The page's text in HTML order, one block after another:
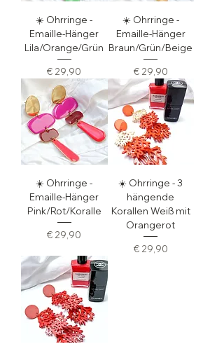
☀️ Ohrringe -
Emaille-Hänger
Lila/Orange/Grün
Preis
€ 29,90
☀️ Ohrringe -
Emaille-Hänger
Braun/Grün/Beige
Preis
€ 29,90
☀️ Ohrringe -
Emaille-Hänger
Pink/Rot/Koralle
Preis
€ 29,90
☀️ Ohrringe - 3
hängende
Korallen Weiß mit
Orangerot
Preis
€ 29,90